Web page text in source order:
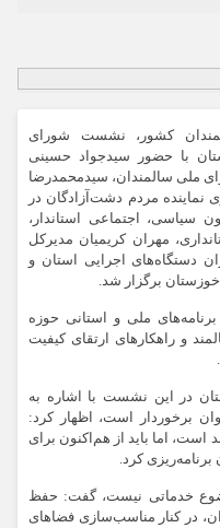
کشور، نشست شورای
با حضور سیدجواد حسینی
ملی سالمندان، سیدمحمدرضا
نماینده مردم دشت‌آزادگان در
سیاسی، اجتماعی استاندار،
مهران کریمیان مدیرکل
دستگاه‌های اجرایی استان و
برگزار شد.
ملی و استانی حوزه
و راهکارهای ارتقای کیفیت
در این نشست با اشاره به
برخوردار است، اظهار کرد:
است، اما باید از هم‌اکنون برای
کرد.
خدماتی نیست، گفت: حفظ
در کنار مناسب‌سازی فضاهای